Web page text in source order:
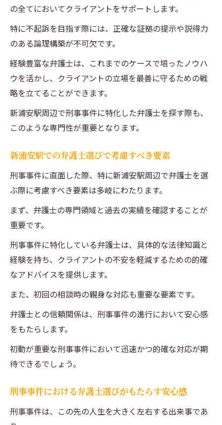
弁護士選びのポイント
不起訴を目指す弁護士選びの要点
新浦安駅での弁護士選びで不起訴を実現す
不起訴に向けた弁護士選びで重要なステッ
プ
の特徴
力法
視点
るために知っておくべきこと
備
新浦安駅で刑事事件に強い弁護士を見つけ
るコツ
刑事事件に強い弁護士の選び方とその特徴
新浦安駅周辺での刑事事件対応のエキスパ
ートを探す方法
刑事事件に強い弁護士の過去の実績の確認
法
キーポイント
の全てにおいてクライアントをサポートします。
特に不起訴を目指す際には、正確な証拠の提示や説得力
のある論理構築が不可欠です。
経験豊富な弁護士は、これまでのケースで培ったノウハ
ウを活かし、クライアントの立場を最善に守るための戦
略を立てることができます。
新浦安駅周辺で刑事事件に特化した弁護士を探す際も、
このような専門性が重要となります。
新浦安駅での弁護士選びで考慮すべき要素
刑事事件に直面した際、特に新浦安駅周辺で弁護士を選
ぶ際に考慮すべき要素は多岐にわたります。
まず、弁護士の専門領域と過去の実績を確認することが
重要です。
刑事事件に特化している弁護士は、具体的な法律知識と
経験を持ち、クライアントの不安を軽減するための的確
なアドバイスを提供します。
また、初回の相談時の親身な対応も重要な要素です。
弁護士との信頼関係は、刑事事件の進行において安心感
をもたらします。
初動が重要な刑事事件において迅速かつ的確な対応が期
待できるでしょう。
刑事事件における弁護士選びがもたらす安心感
刑事事件は、この先の人生を大きく左右する出来事であ